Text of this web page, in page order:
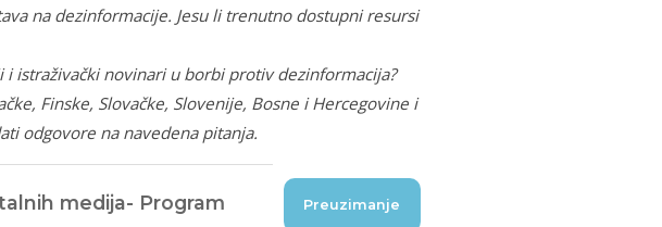
na dezinformacije. Jesu li trenutno dostupni resursi
istraživački novinari u borbi protiv dezinformacija?
Finske, Slovačke, Slovenije, Bosne i Hercegovine i
odgovore na navedena pitanja.
medija- Program Preuzimanje